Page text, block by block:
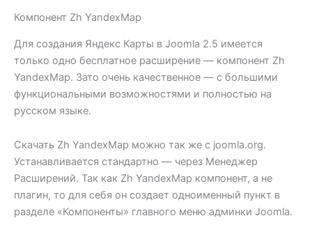
Компонент Zh YandexMap
Для создания Яндекс Карты в Joomla 2.5 имеется
только одно бесплатное расширение — компонент Zh
YandexMap. Зато очень качественное — с большими
функциональными возможностями и полностью на
русском языке.
Скачать Zh YandexMap можно так же с joomla.org.
Устанавливается стандартно — через Менеджер
Расширений. Так как Zh YandexMap компонент, а не
плагин, то для себя он создает одноименный пункт в
разделе «Компоненты» главного меню админки Joomla.